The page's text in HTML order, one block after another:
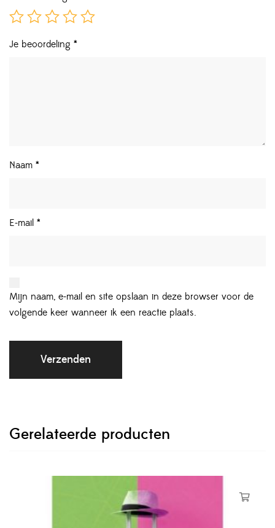
Je beoordeling *
Naam *
E-mail *
Mijn naam, e-mail en site opslaan in deze browser voor de
volgende keer wanneer ik een reactie plaats.
Gerelateerde producten